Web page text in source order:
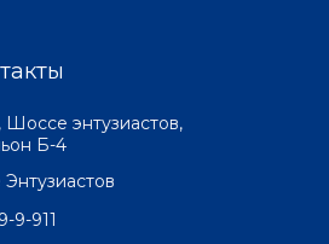
Шоссе энтузиастов,
Б-4
9-911